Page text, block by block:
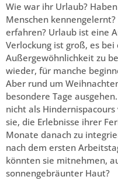
Wie war ihr Urlaub?
Menschen
erfahren? Urlaub ist eine
Verlockung ist groß, es bei
Außergewöhnlichkeit zu
wieder, für manche
Aber rund um
besondere Tage
nicht als
sie, die Erlebnisse ihrer
Monate danach zu
nach dem ersten
könnten sie mitnehmen,
sonnengebräunter Haut?